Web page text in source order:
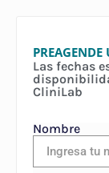
Las fechas
CliniLab
Nombre